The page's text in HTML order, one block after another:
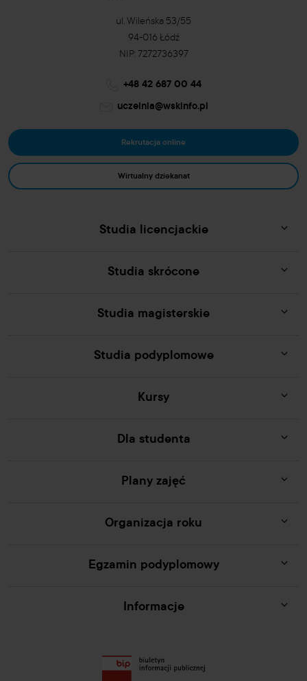
ul. Wileńska 53/55
94-016 Łódź
NIP: 7272736397
+48 42 687 00 44
uczelnia@wskinfo.pl
Rekrutacja online
Wirtualny dziekanat
Studia licencjackie
Studia skrócone
Studia magisterskie
Studia podyplomowe
Kursy
Dla studenta
Plany zajęć
Organizacja roku
Egzamin podyplomowy
Informacje